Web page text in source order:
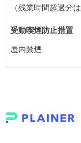
（残業時間超過分
受動喫煙防止措置
屋内禁煙